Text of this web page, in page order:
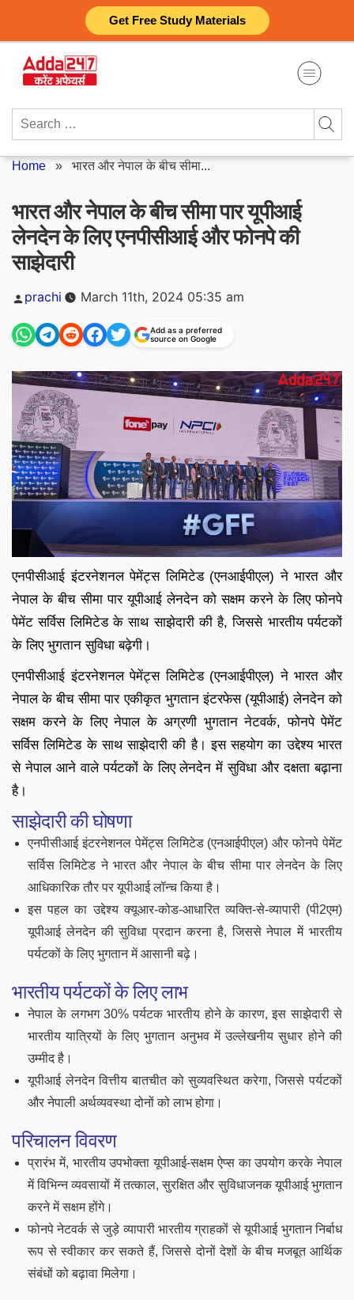
Get Free Study Materials
content
Search
Home » भारत और नेपाल के बीच सीमा...
भारत और नेपाल के बीच सीमा पार यूपीआई
लेनदेन के लिए एनपीसीआई और फोनपे की
साझेदारी
Posted
by
prachi March 11th, 2024 05:35 am
Add as a preferred
source on Google
एनपीसीआई इंटरनेशनल पेमेंट्स लिमिटेड (एनआईपीएल) ने भारत और
नेपाल के बीच सीमा पार यूपीआई लेनदेन को सक्षम करने के लिए फोनपे
पेमेंट सर्विस लिमिटेड के साथ साझेदारी की है, जिससे भारतीय पर्यटकों
के लिए भुगतान सुविधा बढ़ेगी।
एनपीसीआई इंटरनेशनल पेमेंट्स लिमिटेड (एनआईपीएल) ने भारत और
नेपाल के बीच सीमा पार एकीकृत भुगतान इंटरफेस (यूपीआई) लेनदेन को
सक्षम करने के लिए नेपाल के अग्रणी भुगतान नेटवर्क, फोनपे पेमेंट
सर्विस लिमिटेड के साथ साझेदारी की है। इस सहयोग का उद्देश्य भारत
से नेपाल आने वाले पर्यटकों के लिए लेनदेन में सुविधा और दक्षता बढ़ाना
है।
साझेदारी की घोषणा
एनपीसीआई इंटरनेशनल पेमेंट्स लिमिटेड (एनआईपीएल) और फोनपे पेमेंट
सर्विस लिमिटेड ने भारत और नेपाल के बीच सीमा पार लेनदेन के लिए
आधिकारिक तौर पर यूपीआई लॉन्च किया है।
इस पहल का उद्देश्य क्यूआर-कोड-आधारित व्यक्ति-से-व्यापारी (पी2एम)
यूपीआई लेनदेन की सुविधा प्रदान करना है, जिससे नेपाल में भारतीय
पर्यटकों के लिए भुगतान में आसानी बढ़े।
भारतीय पर्यटकों के लिए लाभ
नेपाल के लगभग 30% पर्यटक भारतीय होने के कारण, इस साझेदारी से
भारतीय यात्रियों के लिए भुगतान अनुभव में उल्लेखनीय सुधार होने की
उम्मीद है।
यूपीआई लेनदेन वित्तीय बातचीत को सुव्यवस्थित करेगा, जिससे पर्यटकों
और नेपाली अर्थव्यवस्था दोनों को लाभ होगा।
परिचालन विवरण
प्रारंभ में, भारतीय उपभोक्ता यूपीआई-सक्षम ऐप्स का उपयोग करके नेपाल
में विभिन्न व्यवसायों में तत्काल, सुरक्षित और सुविधाजनक यूपीआई भुगतान
करने में सक्षम होंगे।
फोनपे नेटवर्क से जुड़े व्यापारी भारतीय ग्राहकों से यूपीआई भुगतान निर्बाध
रूप से स्वीकार कर सकते हैं, जिससे दोनों देशों के बीच मजबूत आर्थिक
संबंधों को बढ़ावा मिलेगा।